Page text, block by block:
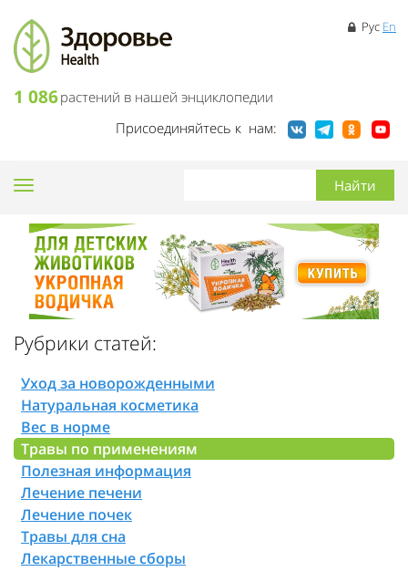
1 086растений в нашей энциклопедии
Рус En
Присоединяйтесь к нам:
Toggle
Рубрики статей:
Уход за новорожденными
Натуральная косметика
Вес в норме
Травы по применениям
Полезная информация
Лечение печени
Лечение почек
Травы для сна
Лекарственные сборы